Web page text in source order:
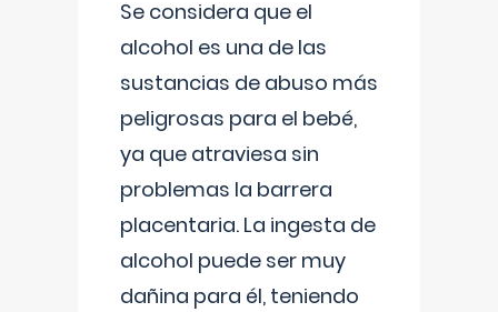
Se considera que el
alcohol es una de las
sustancias de abuso más
peligrosas para el bebé,
ya que atraviesa sin
problemas la barrera
placentaria. La ingesta de
alcohol puede ser muy
dañina para él, teniendo